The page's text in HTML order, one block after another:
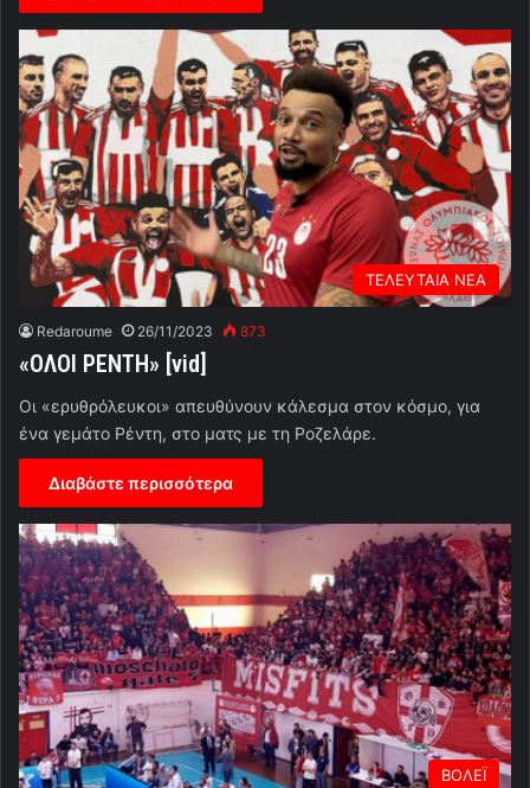
ΤΕΛΕΥΤΑΙΑ ΝΕΑ
Redaroume 26/11/2023 873
«ΟΛΟΙ ΡΕΝΤΗ» [vid]
Οι «ερυθρόλευκοι» απευθύνουν κάλεσμα στον κόσμο, για
ένα γεμάτο Ρέντη, στο ματς με τη Ροζελάρε.
Διαβάστε περισσότερα
ΒΟΛΕΪ